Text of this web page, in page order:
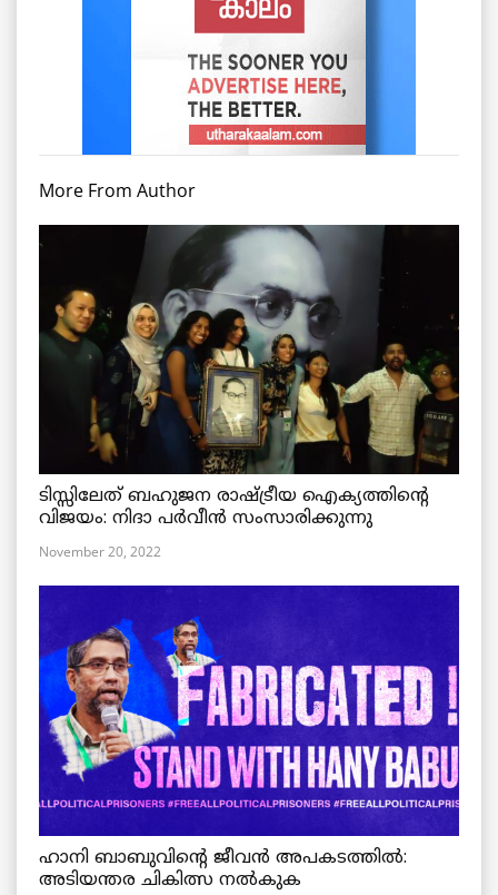
More From Author
ടിസ്സിലേത് ബഹുജന രാഷ്ട്രീയ ഐക്യത്തിന്റെ
വിജയം: നിദാ പർവീൻ സംസാരിക്കുന്നു
November 20, 2022
ഹാനി ബാബുവിന്റെ ജീവൻ അപകടത്തിൽ:
അടിയന്തര ചികിത്സ നൽകുക